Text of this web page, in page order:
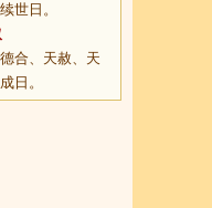
世日。
合、天赦、天
日。